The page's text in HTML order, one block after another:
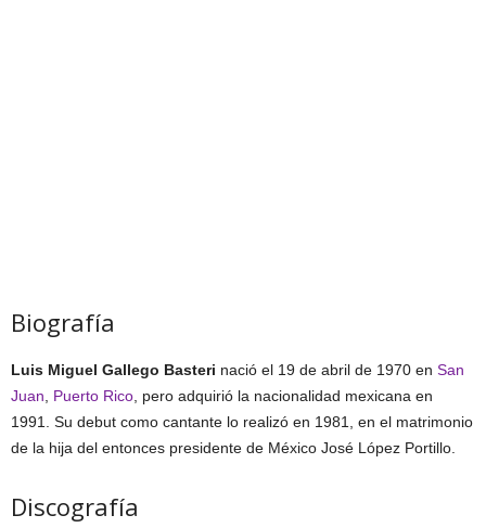
Biografía
Luis Miguel Gallego Basteri nació el 19 de abril de 1970 en San
Juan, Puerto Rico, pero adquirió la nacionalidad mexicana en
1991. Su debut como cantante lo realizó en 1981, en el matrimonio
de la hija del entonces presidente de México José López Portillo.
Discografía